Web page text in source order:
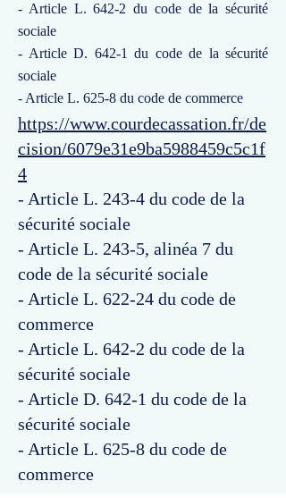
- Article L. 642-2 du code de la sécurité
sociale
- Article D. 642-1 du code de la sécurité
sociale
- Article L. 625-8 du code de commerce
https://www.courdecassation.fr/de
cision/6079e31e9ba5988459c5c1f
4
- Article L. 243-4 du code de la
sécurité sociale
- Article L. 243-5, alinéa 7 du
code de la sécurité sociale
- Article L. 622-24 du code de
commerce
- Article L. 642-2 du code de la
sécurité sociale
- Article D. 642-1 du code de la
sécurité sociale
- Article L. 625-8 du code de
commerce